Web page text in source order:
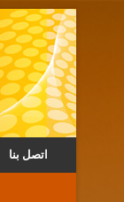
اتصل بنا